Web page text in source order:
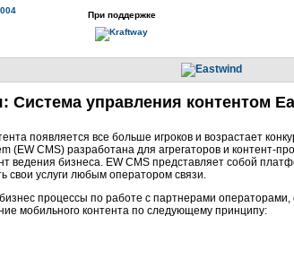
При поддержке
Система управления контентом
появляется все больше игроков и возрастает
(EW CMS) разработана для агрегаторов и контент-
ведения бизнеса. EW CMS представляет собой
свои услуги любым оператором связи.
процессы по работе с партнерами операторами,
мобильного контента по следующему принципу: